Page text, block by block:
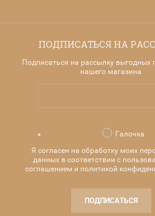
ПОДПИСАТЬСЯ НА
Подписаться на рассылку выгодных
нашего магазина
Галочка
Я согласен на обработку моих
данных в соответствии с
соглашением и политикой
ПОДПИСАТЬСЯ